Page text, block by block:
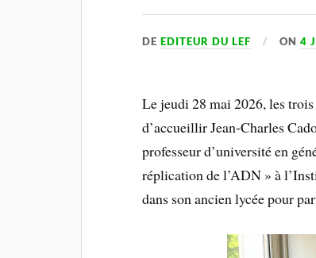
DEEDITEUR DU LEF ON4
Le jeudi 28 mai 2026, les
d’accueillir Jean-Charles
professeur d’université en
réplication de l’ADN » à
dans son ancien lycée pour